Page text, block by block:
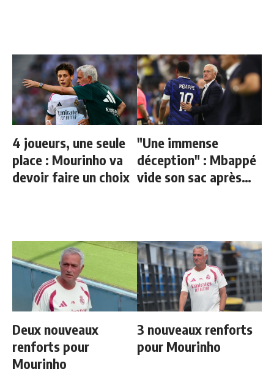
4 joueurs, une seule
place : Mourinho va
devoir faire un choix
"Une immense
déception" : Mbappé
vide son sac après
Deux nouveaux
renforts pour
Mourinho
3 nouveaux renforts
pour Mourinho